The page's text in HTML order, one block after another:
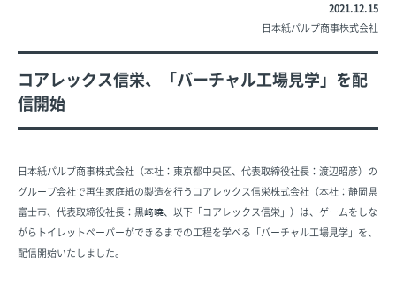
2021.12.15
日本紙パルプ商事株式会社
コアレックス信栄、「バーチャル工場見学」を配
信開始
日本紙パルプ商事株式会社（本社：東京都中央区、代表取締役社長：渡辺昭彦）の
グループ会社で再生家庭紙の製造を行うコアレックス信栄株式会社（本社：静岡県
富士市、代表取締役社長：黒﨑曉、以下「コアレックス信栄」）は、ゲームをしな
がらトイレットペーパーができるまでの工程を学べる「バーチャル工場見学」を、
配信開始いたしました。